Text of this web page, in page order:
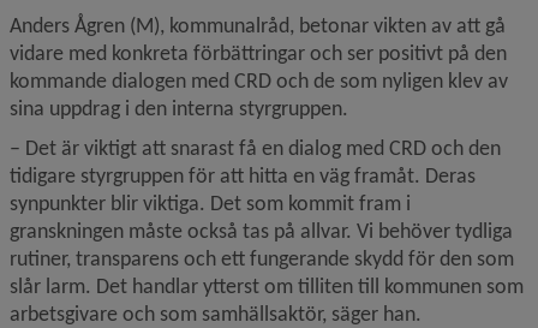
Anders Ågren (M), kommunalråd, betonar vikten av att gå
vidare med konkreta förbättringar och ser positivt på den
kommande dialogen med CRD och de som nyligen klev av
sina uppdrag i den interna styrgruppen.
– Det är viktigt att snarast få en dialog med CRD och den
tidigare styrgruppen för att hitta en väg framåt. Deras
synpunkter blir viktiga. Det som kommit fram i
granskningen måste också tas på allvar. Vi behöver tydliga
rutiner, transparens och ett fungerande skydd för den som
slår larm. Det handlar ytterst om tilliten till kommunen som
arbetsgivare och som samhällsaktör, säger han.